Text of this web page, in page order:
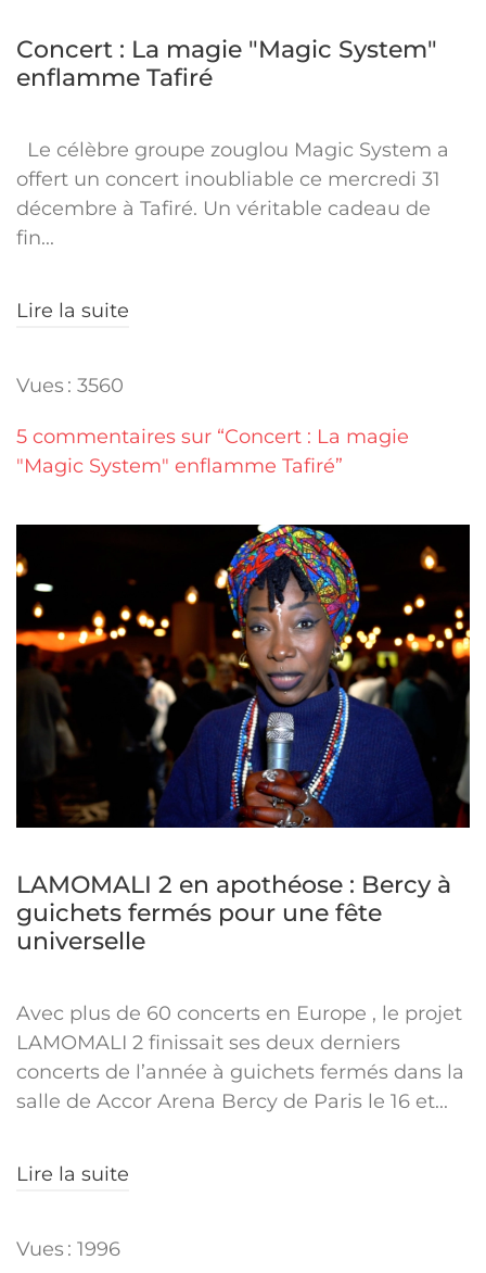
Concert : La magie "Magic System"
enflamme Tafiré
Le célèbre groupe zouglou Magic System a
offert un concert inoubliable ce mercredi 31
décembre à Tafiré. Un véritable cadeau de
fin...
Lire la suite
Vues : 3560
5 commentaires sur “Concert : La magie
"Magic System" enflamme Tafiré”
LAMOMALI 2 en apothéose : Bercy à
guichets fermés pour une fête
universelle
Avec plus de 60 concerts en Europe , le projet
LAMOMALI 2 finissait ses deux derniers
concerts de l’année à guichets fermés dans la
salle de Accor Arena Bercy de Paris le 16 et...
Lire la suite
Vues : 1996